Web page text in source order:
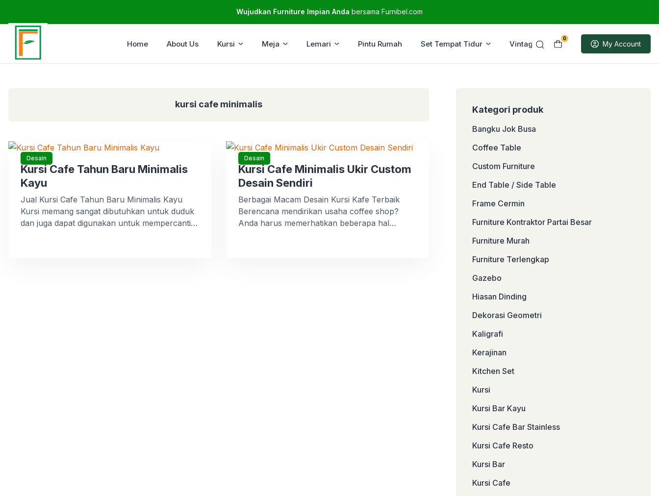
Wujudkan Furniture Impian Anda bersama Furnibel.com
0
My Account
Home About Us Kursi Meja Lemari Pintu Rumah Set Tempat Tidur Vintage Sample
kursi cafe minimalis
Desain
Kursi Cafe Tahun Baru Minimalis
Kayu
Jual Kursi Cafe Tahun Baru Minimalis Kayu
Kursi memang sangat dibutuhkan untuk duduk
dan juga dapat digunakan untuk mempercantik
Desain
Kursi Cafe Minimalis Ukir Custom
Desain Sendiri
Berbagai Macam Desain Kursi Kafe Terbaik
Berencana mendirikan usaha coffee shop?
Anda harus memerhatikan beberapa hal
Kategori produk
Bangku Jok Busa
Coffee Table
Custom Furniture
End Table / Side Table
Frame Cermin
Furniture Kontraktor Partai Besar
Furniture Murah
Furniture Terlengkap
Gazebo
Hiasan Dinding
Dekorasi Geometri
Kaligrafi
Kerajinan
Kitchen Set
Kursi
Kursi Bar Kayu
Kursi Cafe Bar Stainless
Kursi Cafe Resto
Kursi Bar
Kursi Cafe